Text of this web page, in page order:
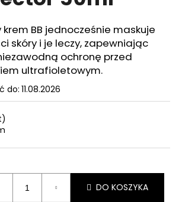
BB jednocześnie maskuje
skóry i je leczy, zapewniając
ochronę przed
ultrafioletowym.
do:11.08.2026
DO KOSZYKA
SZUKAJ